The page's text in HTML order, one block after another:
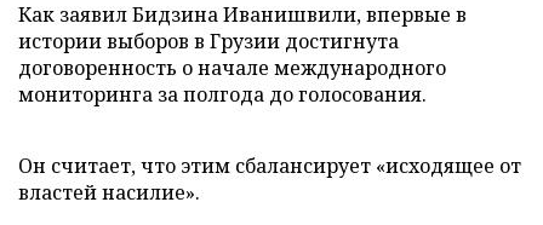
Как заявил Бидзина Иванишвили, впервые в
истории выборов в Грузии достигнута
договоренность о начале международного
мониторинга за полгода до голосования.
Он считает, что этим сбалансирует «исходящее от
властей насилие».